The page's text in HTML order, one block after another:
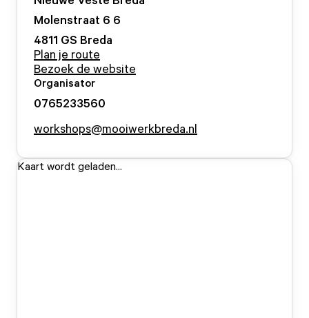
Molenstraat 6 6
4811 GS Breda
Plan je route
Bezoek de website
Organisator
0765233560
workshops@mooiwerkbreda.nl
Kaart wordt geladen...